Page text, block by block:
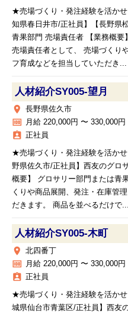
★売場づくり・発注経験を活か
知県春日井市/正社員】【長野県
青果部門 売場責任者 【業務概
売場責任者として、 売場づくり
フ育成などを担当していただき...
人材紹介SY005‐望月
place 長野県佐久市
money 月給 220,000円 〜 330,000円
assignment_ind 正社員
★売場づくり・発注経験を活か
野県佐久市/正社員】西友のグロ
概要】 グロサリー部門または青
くりや商品展開、発注・在庫管
だきます。 商品を並べるだけで...
人材紹介SY005‐木町
place 北四番丁
money 月給 220,000円 〜 330,000円
assignment_ind 正社員
★売場づくり・発注経験を活か
城県仙台市青葉区/正社員】西友